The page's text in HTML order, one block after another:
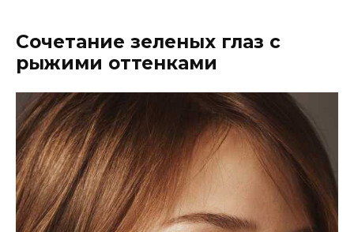
Сочетание зеленых глаз с
рыжими оттенками